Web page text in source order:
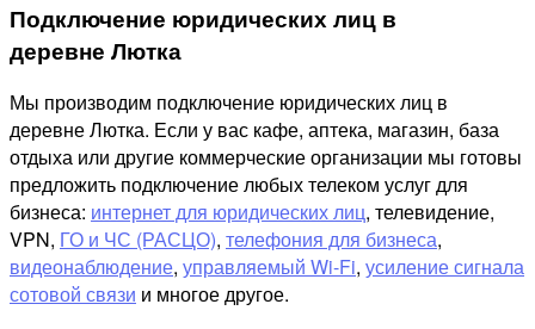
Подключение юридических лиц в
деревне Лютка
Мы производим подключение юридических лиц в
деревне Лютка. Если у вас кафе, аптека, магазин, база
отдыха или другие коммерческие организации мы готовы
предложить подключение любых телеком услуг для
бизнеса: интернет для юридических лиц, телевидение,
VPN, ГО и ЧС (РАСЦО), телефония для бизнеса,
видеонаблюдение, управляемый Wi-Fi, усиление сигнала
сотовой связи и многое другое.